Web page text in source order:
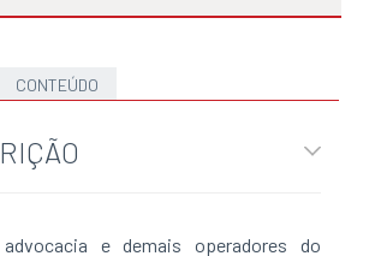
CONTEÚDO
e demais operadores do